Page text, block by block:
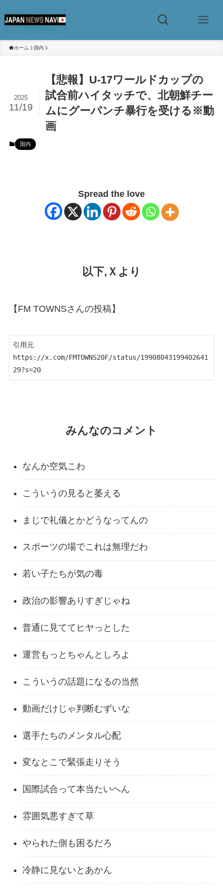
ホーム 国内
【悲報】U-17ワールドカップの
試合前ハイタッチで、北朝鮮チー
ムにグーパンチ暴行を受ける※動
画
2025
11/19
国内
Spread the love
以下,Ｘより
【FM TOWNSさんの投稿】
引用元
https://x.com/FMTOWNS20F/status/19908043199402641
29?s=20
みんなのコメント
なんか空気こわ
こういうの見ると萎える
まじで礼儀とかどうなってんの
スポーツの場でこれは無理だわ
若い子たちが気の毒
政治の影響ありすぎじゃね
普通に見ててヒヤっとした
運営もっとちゃんとしろよ
こういうの話題になるの当然
動画だけじゃ判断むずいな
選手たちのメンタル心配
変なとこで緊張走りそう
国際試合って本当たいへん
雰囲気悪すぎて草
やられた側も困るだろ
冷静に見ないとあかん